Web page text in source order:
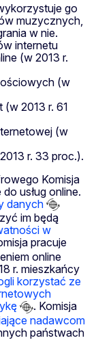
go
muzycznych,
w nie.
internetu
(w 2013 r.
(w
2013 r. 61
(w
r. 33 proc.).
Komisja
usług online.
danych
im będą
w
pracuje
online
r. mieszkańcy
korzystać ze
. Komisja
nadawcom
państwach